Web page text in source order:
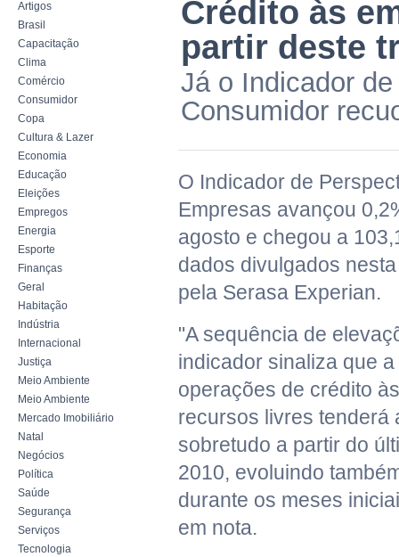
Artigos
Brasil
Capacitação
Clima
Comércio
Consumidor
Copa
Cultura & Lazer
Economia
Educação
Eleições
Empregos
Energia
Esporte
Finanças
Geral
Habitação
Indústria
Internacional
Justiça
Meio Ambiente
Meio Ambiente
Mercado Imobiliário
Natal
Negócios
Política
Saúde
Segurança
Serviços
Tecnologia
Crédito às
partir deste
Já o Indicador
Consumidor
O Indicador de
Empresas avançou
agosto e chegou a
dados divulgados
pela Serasa Experian.
"A sequência de
indicador sinaliza que
operações de crédito
recursos livres tenderá
sobretudo a partir do
2010, evoluindo
durante os meses
em nota.